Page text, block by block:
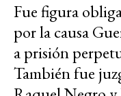
Fue figura
por la causa
a prisión
También fue